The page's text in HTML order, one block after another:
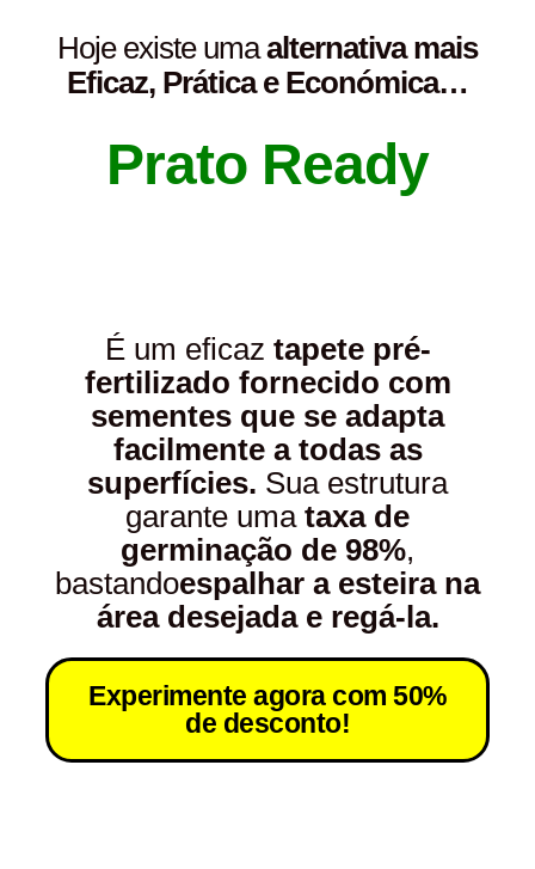
Hoje existe umaalternativa mais
Eficaz, Prática e Económica…
Prato Ready
É um eficaz tapete pré-
fertilizado fornecido com
sementes que se adapta
facilmente a todas as
superfícies. Sua estrutura
garante uma taxa de
germinação de 98%,
bastandoespalhar a esteira na
área desejada e regá-la.
Experimente agora com 50%
de desconto!